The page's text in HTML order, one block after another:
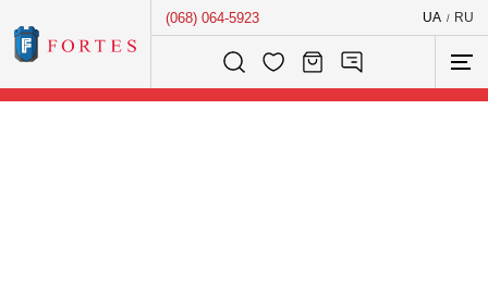
(068) 064-5923 UA / RU
Розумний пошук...